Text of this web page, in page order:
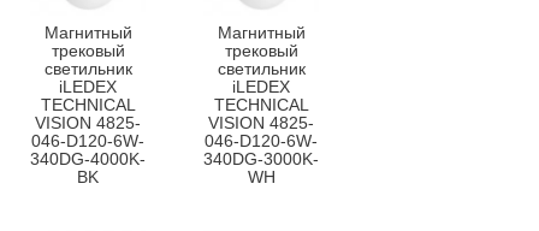
Магнитный
трековый
светильник
iLEDEX
TECHNICAL
VISION 4825-
046-D120-6W-
340DG-4000K-
BK
Магнитный
трековый
светильник
iLEDEX
TECHNICAL
VISION 4825-
046-D120-6W-
340DG-3000K-
WH